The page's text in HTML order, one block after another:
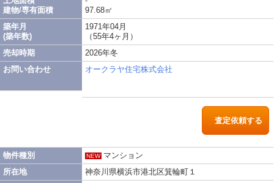
建物/専有面積
築年月
(築年数)
売却時期
お問い合わせ
97.68㎡
1971年04月
（55年4ヶ月）
2026年冬
オークラヤ住宅株式会社
査定依頼する
物件種別
所在地
NEW マンション
神奈川県横浜市港北区箕輪町１